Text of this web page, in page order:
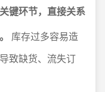
键环节，直接关系
库存过多容易造
致缺货、流失订